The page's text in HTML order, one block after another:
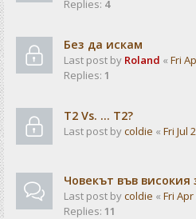
Replies: 4
Без да искам
Last post by Roland « Fri
Replies: 1
T2 Vs. ... T2?
Last post bycoldie « Fri Jul
Човекът във високия
Last post bycoldie « Fri Apr
Replies: 11